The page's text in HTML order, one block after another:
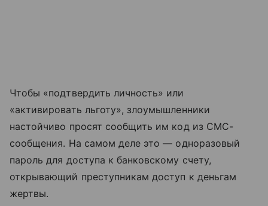
Чтобы «подтвердить личность» или
«активировать льготу», злоумышленники
настойчиво просят сообщить им код из СМС-
сообщения. На самом деле это — одноразовый
пароль для доступа к банковскому счету,
открывающий преступникам доступ к деньгам
жертвы.